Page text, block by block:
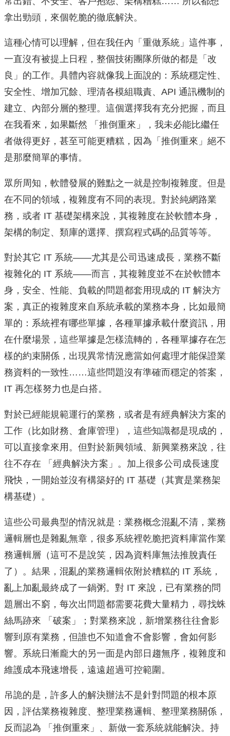
拿出勁頭，來個乾脆的徹底解決。
這種心情可以理解，但在我任內「重做系統」這件事，
一直沒有被提上日程，整個技術團隊所做的都是「改
良」的工作。具體內容就像我上面說的：系統穩定性、
安全性、增加冗餘、理清各模組職責、API 通訊機制的
建立、內部分層的整理。這個選擇我有充分把握，而且
在我看來，如果斷然 「推倒重來」，我未必能比繼任
者做得更好，甚至可能更糟糕，因為「推倒重來」絕不
是那麼簡單的事情。
眾所周知，軟體發展的難點之一就是控制複雜度。但是
在不同的領域，複雜度有不同的表現。對於純網路業
務，或者 IT 基礎架構來說，其複雜度在於軟體本身，
架構的制定、類庫的選擇、撰寫程式碼的品質等等。
對於其它 IT 系統——尤其是公司迅速成長，業務不斷
複雜化的 IT 系統——而言，其複雜度並不在於軟體本
身，安全、性能、負載的問題都套用現成的 IT 解決方
案，真正的複雜度來自系統承載的業務本身，比如最簡
單的：系統裡有哪些單據，各種單據承載什麼資訊，用
在什麼場景，這些單據是怎樣流轉的，各種單據存在怎
樣的約束關係，出現異常情況應當如何處理才能保證業
務資料的一致性……這些問題沒有準確而穩定的答案，
IT 再怎樣努力也是白搭。
對於已經能規範運行的業務，或者是有經典解決方案的
工作（比如財務、倉庫管理），這些知識都是現成的，
可以直接拿來用。但對於新興領域、新興業務來說，往
往不存在 「經典解決方案」。加上很多公司成長速度
飛快，一開始並沒有構築好的 IT 基礎（其實是業務架
構基礎）。
這些公司最典型的情況就是：業務概念混亂不清，業務
邏輯層也是雜亂無章，很多系統裡乾脆把資料庫當作業
務邏輯層（這可不是說笑，因為資料庫無法推脫責任
了）。結果，混亂的業務邏輯依附於糟糕的 IT 系統，
亂上加亂最終成了一鍋粥。對 IT 來說，已有業務的問
題層出不窮，每次出問題都需要花費大量精力，尋找蛛
絲馬跡來 「破案」；對業務來說，新增業務往往會影
響到原有業務，但誰也不知道會不會影響，會如何影
響。系統日漸龐大的另一面是內部日趨無序，複雜度和
維護成本飛速增長，遠遠超過可控範圍。
吊詭的是，許多人的解決辦法不是針對問題的根本原
因，評估業務複雜度、整理業務邏輯、整理業務關係，
反而認為 「推倒重來」、新做一套系統就能解決。持